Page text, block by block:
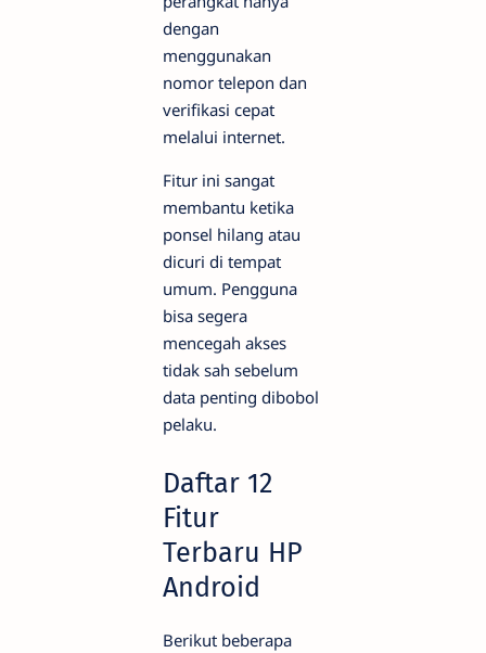
dengan
menggunakan
nomor telepon dan
verifikasi cepat
melalui internet.
Fitur ini sangat
membantu ketika
ponsel hilang atau
dicuri di tempat
umum. Pengguna
bisa segera
mencegah akses
tidak sah sebelum
data penting dibobol
pelaku.
Daftar 12
Fitur
Terbaru HP
Android
Berikut beberapa